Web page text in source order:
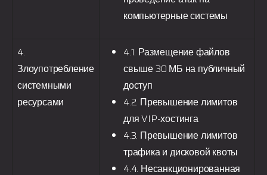
компьютерные системы
4.
Злоупотребление
системными
ресурсами
4.1. Размещение файлов
свыше 30 МБ на публичный
доступ
4.2. Превышение лимитов
для VIP-хостинга
4.3. Превышение лимитов
трафика и дисковой квоты
4.4. Несанкционированная